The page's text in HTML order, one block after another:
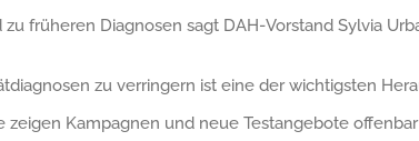
früheren Diagnosen sagt DAH-Vorstand Sylvia
zu verringern ist eine der wichtigsten
zeigen Kampagnen und neue Testangebote